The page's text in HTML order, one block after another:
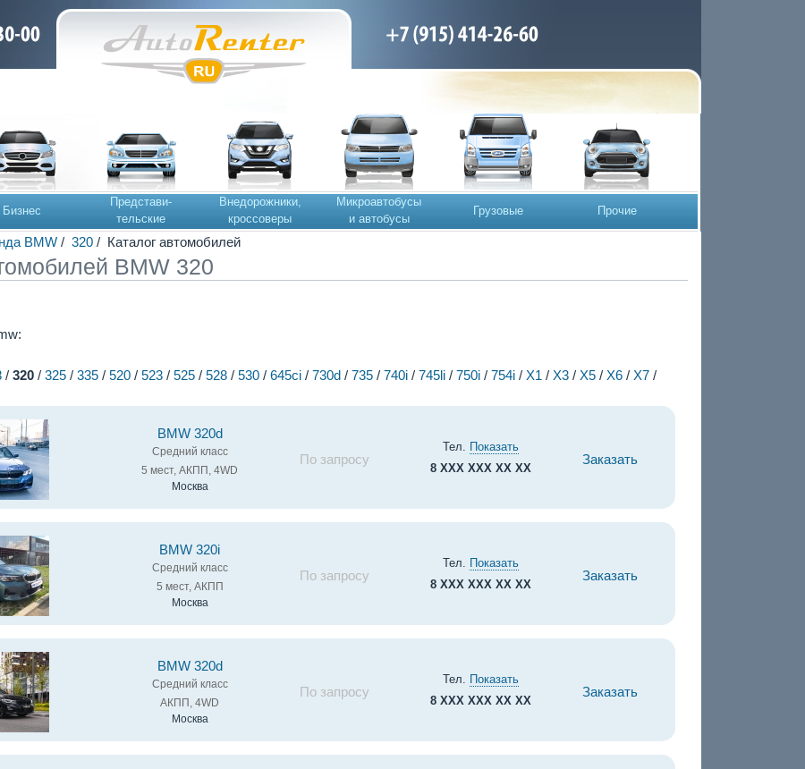
Бизнес
Представи-
тельские
Внедорожники,
кроссоверы
Микроавтобусы
и автобусы
Грузовые Прочие
BMW/ 320/ Каталог автомобилей
BMW 320
/ 320/ 325/ 335/ 520/ 523/ 525/ 528/ 530/ 645ci/ 730d/ 735/ 740i/ 745li/ 750i/ 754i/ X1 / X3/ X5/ X6/ X7/
BMW 320d
Средний класс
5 мест, АКПП, 4WD
Москва
По запросу
Тел. Показать
8 XXX XXX XX XX
Заказать
BMW 320i
Средний класс
5 мест, АКПП
Москва
По запросу
Тел. Показать
8 XXX XXX XX XX
Заказать
BMW 320d
Средний класс
АКПП, 4WD
Москва
По запросу
Тел. Показать
8 XXX XXX XX XX
Заказать